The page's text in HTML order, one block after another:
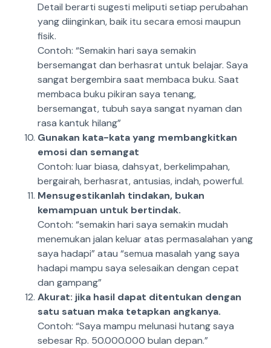
Detail berarti sugesti meliputi setiap perubahan
yang diinginkan, baik itu secara emosi maupun
fisik.
Contoh: “Semakin hari saya semakin
bersemangat dan berhasrat untuk belajar. Saya
sangat bergembira saat membaca buku. Saat
membaca buku pikiran saya tenang,
bersemangat, tubuh saya sangat nyaman dan
rasa kantuk hilang”
Gunakan kata-kata yang membangkitkan
emosi dan semangat
Contoh: luar biasa, dahsyat, berkelimpahan,
bergairah, berhasrat, antusias, indah, powerful.
Mensugestikanlah tindakan, bukan
kemampuan untuk bertindak.
Contoh: “semakin hari saya semakin mudah
menemukan jalan keluar atas permasalahan yang
saya hadapi” atau “semua masalah yang saya
hadapi mampu saya selesaikan dengan cepat
dan gampang”
Akurat: jika hasil dapat ditentukan dengan
satu satuan maka tetapkan angkanya.
Contoh: “Saya mampu melunasi hutang saya
sebesar Rp. 50.000.000 bulan depan.”